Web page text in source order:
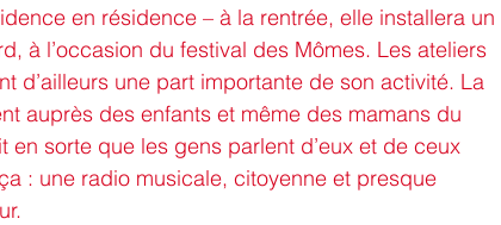
en résidence – à la rentrée, elle installera un
à l’occasion du festival des Mômes. Les ateliers
d’ailleurs une part importante de son activité. La
auprès des enfants et même des mamans du
en sorte que les gens parlent d’eux et de ceux
: une radio musicale, citoyenne et presque